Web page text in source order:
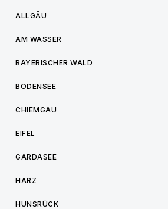
ALLGÄU
AM WASSER
BAYERISCHER WALD
BODENSEE
CHIEMGAU
EIFEL
GARDASEE
HARZ
HUNSRÜCK